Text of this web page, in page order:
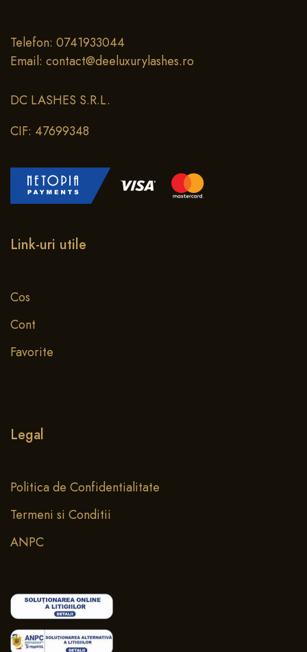
Telefon: 0741933044
Email: contact@deeluxurylashes.ro
DC LASHES S.R.L.
CIF: 47699348
Link-uri utile
Cos
Cont
Favorite
Legal
Politica de Confidentialitate
Termeni si Conditii
ANPC